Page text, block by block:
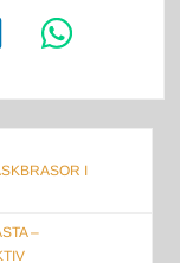
I
–